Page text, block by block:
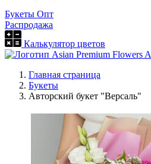
Букеты Опт
Распродажа
Калькулятор цветов
Главная страница
Букеты
Авторский букет "Версаль"